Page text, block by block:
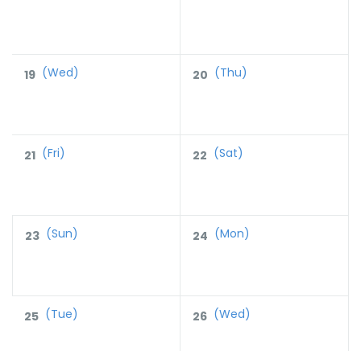
19 (Wed) 20 (Thu)
21 (Fri) 22 (Sat)
23 (Sun) 24 (Mon)
25 (Tue) 26 (Wed)